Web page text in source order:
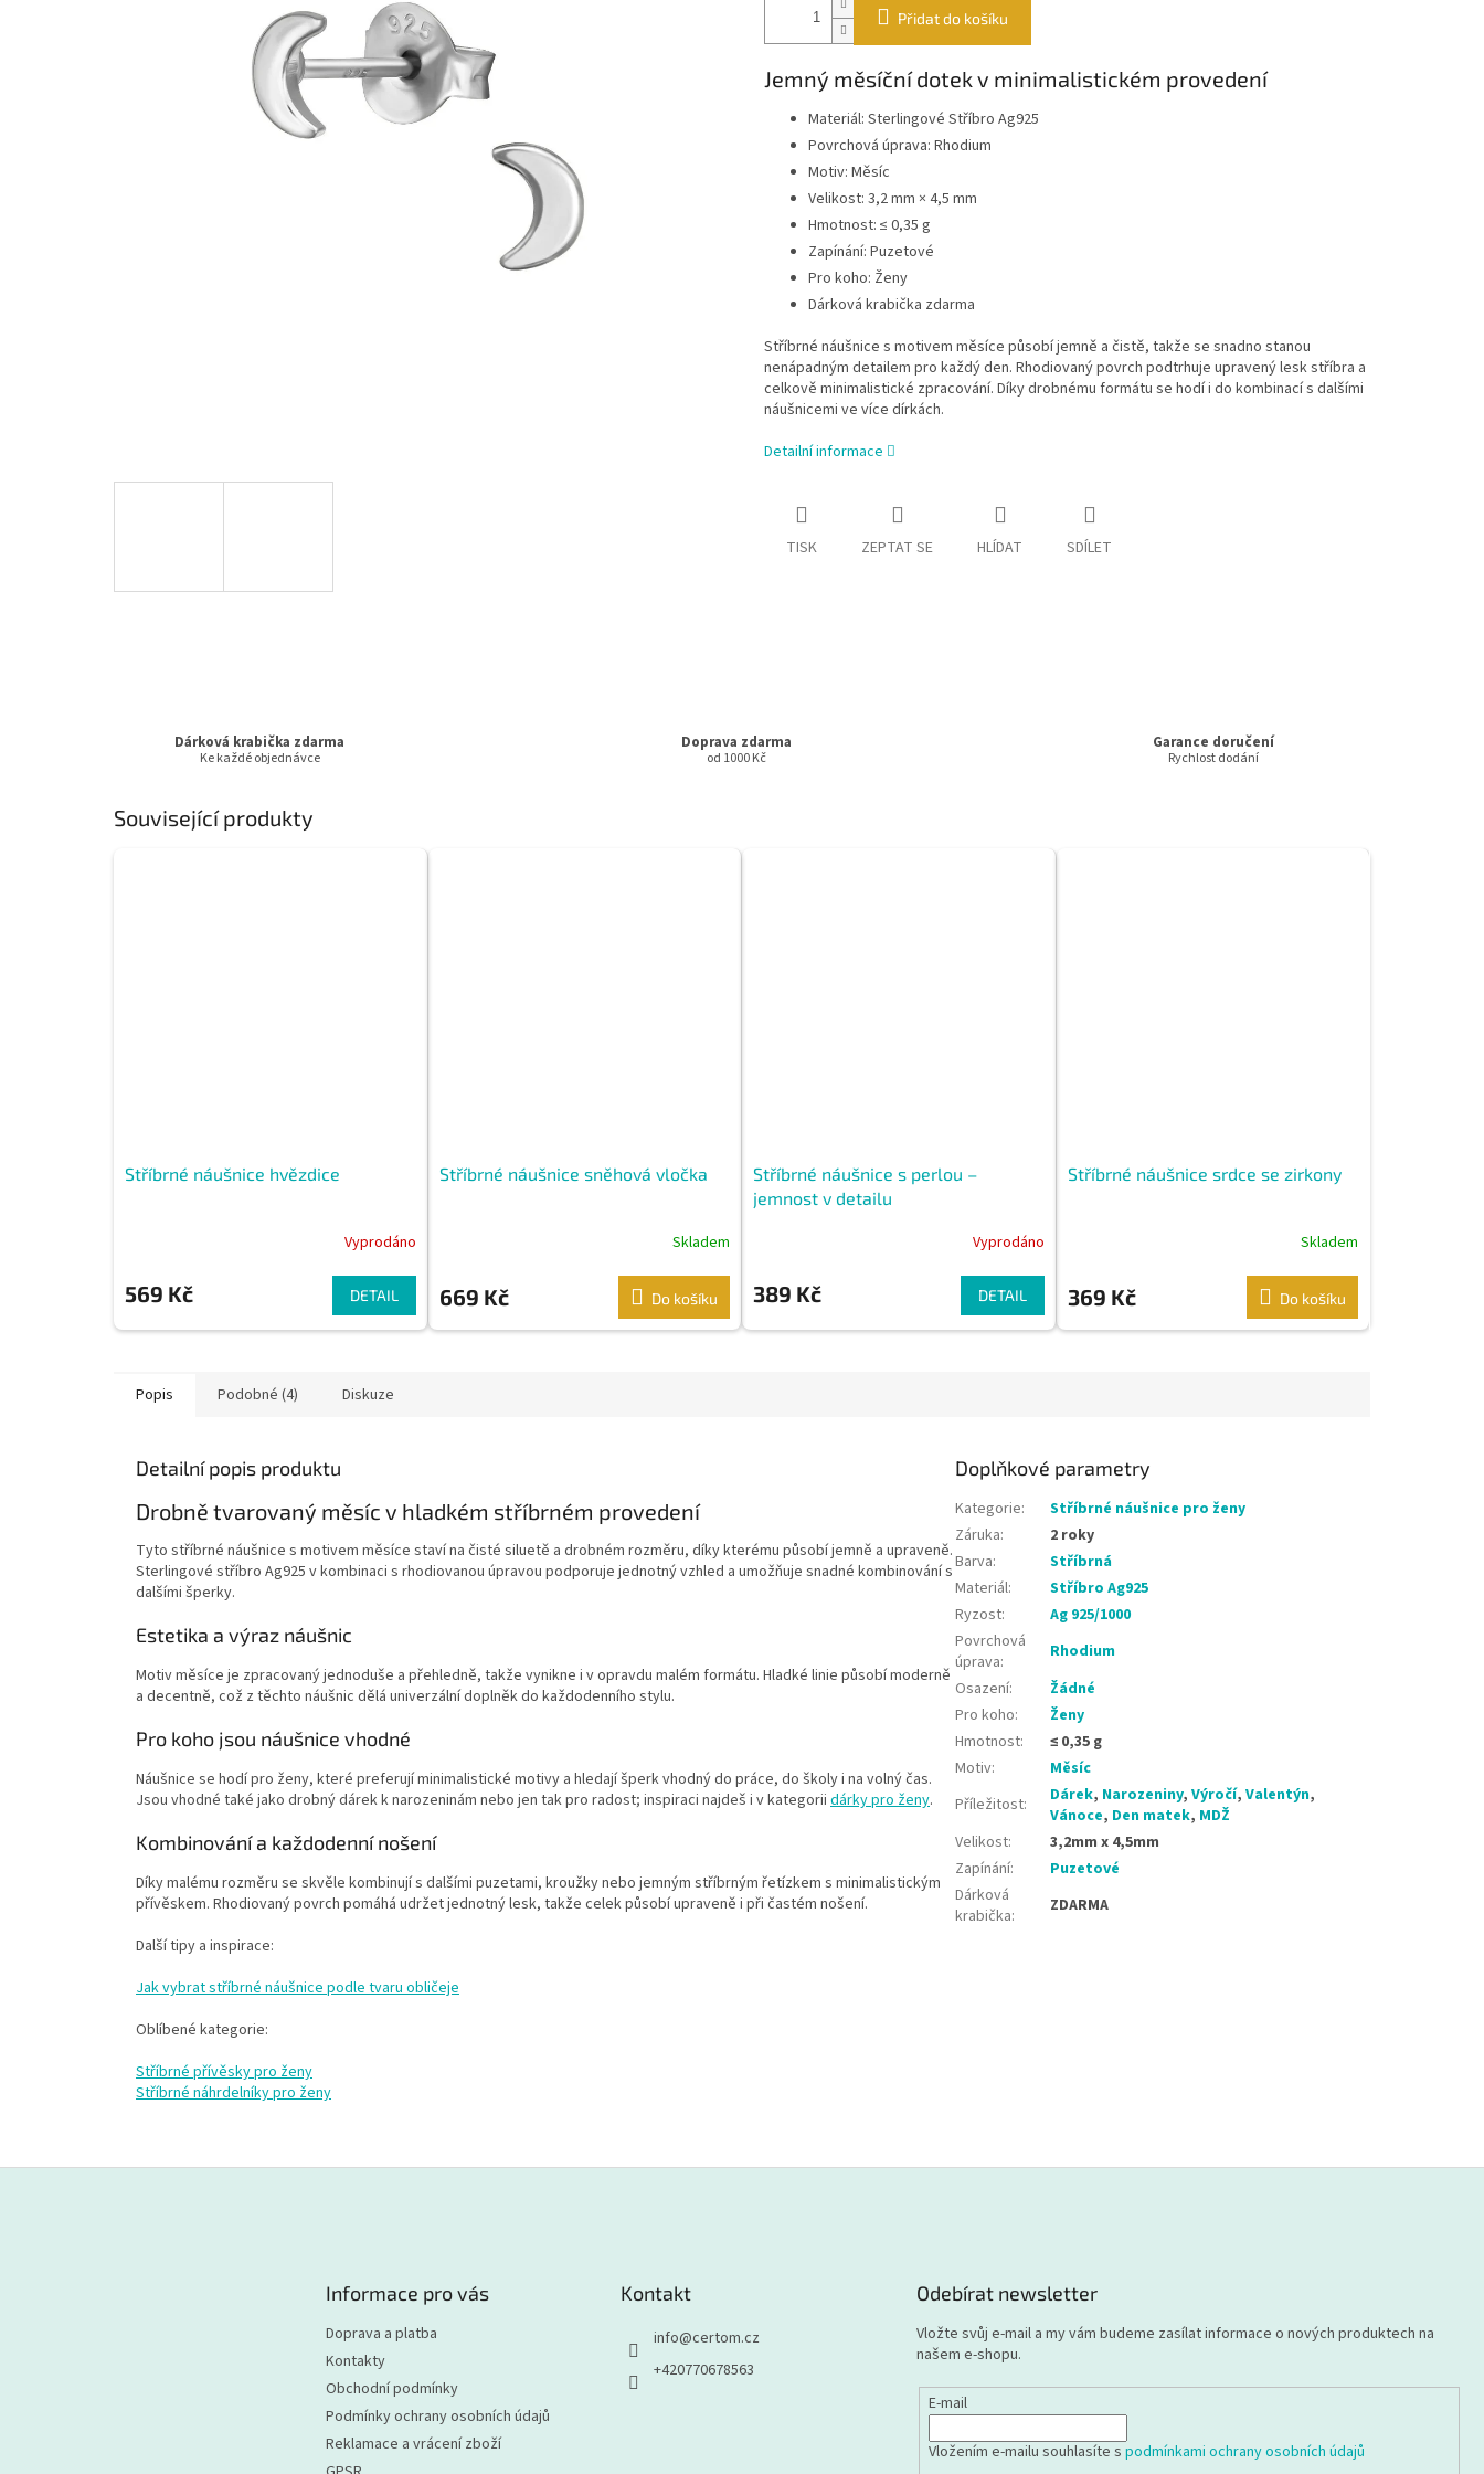
Přidat do košíku
Jemný měsíční dotek v minimalistickém provedení
Materiál: Sterlingové Stříbro Ag925
Povrchová úprava: Rhodium
Motiv: Měsíc
Velikost: 3,2 mm × 4,5 mm
Hmotnost: ≤ 0,35 g
Zapínání: Puzetové
Pro koho: Ženy
Dárková krabička zdarma
Stříbrné náušnice s motivem měsíce působí jemně a čistě, takže se snadno stanou
nenápadným detailem pro každý den. Rhodiovaný povrch podtrhuje upravený lesk stříbra a
celkově minimalistické zpracování. Díky drobnému formátu se hodí i do kombinací s dalšími
náušnicemi ve více dírkách.
Detailní informace
TISK ZEPTAT SE HLÍDAT SDÍLET
Dárková krabička zdarma
Ke každé objednávce
Doprava zdarma
od 1000 Kč
Garance doručení
Rychlost dodání
Související produkty
Stříbrné náušnice hvězdice
Vyprodáno
569 Kč DETAIL
Stříbrné náušnice sněhová vločka
Skladem
669 Kč Do košíku
Stříbrné náušnice s perlou –
jemnost v detailu
Vyprodáno
389 Kč DETAIL
Stříbrné náušnice srdce se zirkony
Skladem
369 Kč Do košíku
Popis Podobné (4) Diskuze
Detailní popis produktu
Drobně tvarovaný měsíc v hladkém stříbrném provedení
Tyto stříbrné náušnice s motivem měsíce staví na čisté siluetě a drobném rozměru, díky kterému působí jemně a upraveně.
Sterlingové stříbro Ag925 v kombinaci s rhodiovanou úpravou podporuje jednotný vzhled a umožňuje snadné kombinování s
dalšími šperky.
Estetika a výraz náušnic
Motiv měsíce je zpracovaný jednoduše a přehledně, takže vynikne i v opravdu malém formátu. Hladké linie působí moderně
a decentně, což z těchto náušnic dělá univerzální doplněk do každodenního stylu.
Pro koho jsou náušnice vhodné
Náušnice se hodí pro ženy, které preferují minimalistické motivy a hledají šperk vhodný do práce, do školy i na volný čas.
Jsou vhodné také jako drobný dárek k narozeninám nebo jen tak pro radost; inspiraci najdeš i v kategorii dárky pro ženy.
Kombinování a každodenní nošení
Díky malému rozměru se skvěle kombinují s dalšími puzetami, kroužky nebo jemným stříbrným řetízkem s minimalistickým
přívěskem. Rhodiovaný povrch pomáhá udržet jednotný lesk, takže celek působí upraveně i při častém nošení.
Další tipy a inspirace:
Jak vybrat stříbrné náušnice podle tvaru obličeje
Oblíbené kategorie:
Stříbrné přívěsky pro ženy
Stříbrné náhrdelníky pro ženy
Doplňkové parametry
Kategorie:
Stříbrné náušnice pro ženy
Záruka:
2 roky
Barva:
Stříbrná
Materiál:
Stříbro Ag925
Ryzost:
Ag 925/1000
Povrchová
úprava:
Rhodium
Osazení:
Žádné
Pro koho:
Ženy
Hmotnost:
≤ 0,35 g
Motiv:
Měsíc
Příležitost: Dárek, Narozeniny,Výročí,Valentýn,
Vánoce, Den matek, MDŽ
Velikost:
3,2mm x 4,5mm
Zapínání:
Puzetové
Dárková
krabička: ZDARMA
Informace pro vás
Doprava a platba
Kontakty
Obchodní podmínky
Podmínky ochrany osobních údajů
Reklamace a vrácení zboží
Kontakt
info@certom.cz
+420770678563
Odebírat newsletter
Vložte svůj e-mail a my vám budeme zasílat informace o nových produktech na
našem e-shopu.
E-mail
Vložením e-mailu souhlasíte spodmínkami ochrany osobních údajů